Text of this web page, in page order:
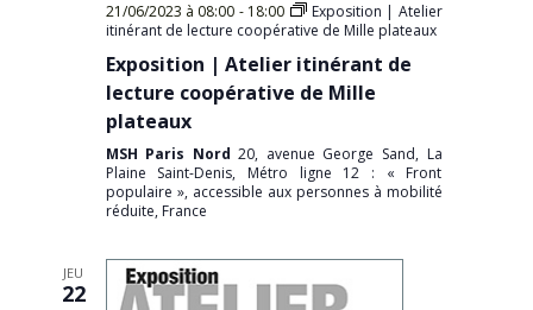
21/06/2023 à 08:00 - 18:00
Exposition | Atelier
itinérant de lecture coopérative de Mille plateaux
Exposition | Atelier itinérant de
lecture coopérative de Mille
plateaux
MSH Paris Nord20, avenue George Sand, La
Plaine Saint-Denis, Métro ligne 12 : « Front
populaire », accessible aux personnes à mobilité
réduite, France
JEU
22